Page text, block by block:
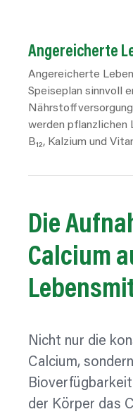
Angereicherte
Angereicherte
Speiseplan sinnvoll
werden pflanzlichen
B₁₂, Kalzium und
Die
Calcium
Nicht nur die
Calcium,
der Körper das